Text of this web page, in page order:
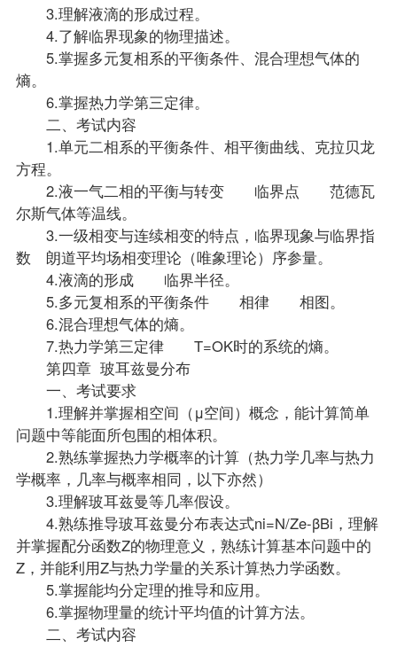
3.理解液滴的形成过程。
4.了解临界现象的物理描述。
5.掌握多元复相系的平衡条件、混合理想气体的
熵。
6.掌握热力学第三定律。
二、考试内容
1.单元二相系的平衡条件、相平衡曲线、克拉贝龙
方程。
2.液一气二相的平衡与转变 临界点 范德瓦
尔斯气体等温线。
3.一级相变与连续相变的特点，临界现象与临界指
数 朗道平均场相变理论（唯象理论）序参量。
4.液滴的形成 临界半径。
5.多元复相系的平衡条件 相律 相图。
6.混合理想气体的熵。
7.热力学第三定律 T=OK时的系统的熵。
第四章 玻耳兹曼分布
一、考试要求
1.理解并掌握相空间（μ空间）概念，能计算简单
问题中等能面所包围的相体积。
2.熟练掌握热力学概率的计算（热力学几率与热力
学概率，几率与概率相同，以下亦然）
3.理解玻耳兹曼等几率假设。
4.熟练推导玻耳兹曼分布表达式ni=N/Ze-βBi，理解
并掌握配分函数Z的物理意义，熟练计算基本问题中的
Z，并能利用Z与热力学量的关系计算热力学函数。
5.掌握能均分定理的推导和应用。
6.掌握物理量的统计平均值的计算方法。
二、考试内容